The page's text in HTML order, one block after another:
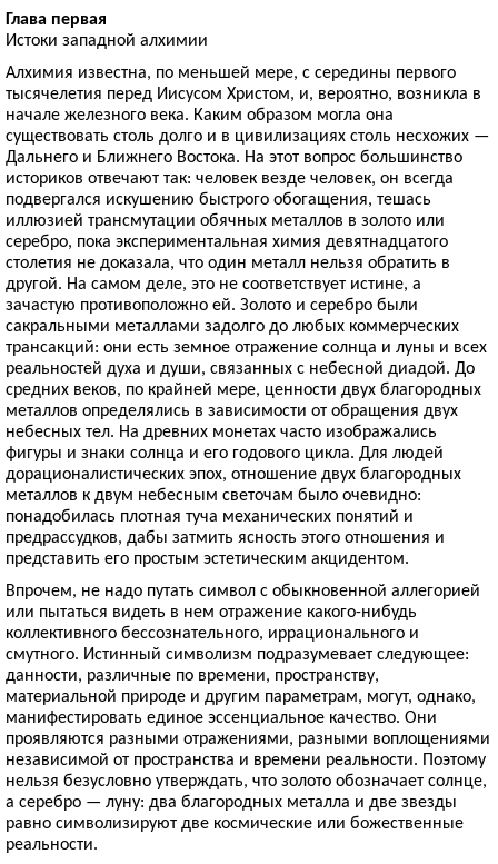
Глава первая
Истоки западной алхимии
Алхимия известна, по меньшей мере, с середины первого
тысячелетия перед Иисусом Христом, и, вероятно, возникла в
начале железного века. Каким образом могла она
существовать столь долго и в цивилизациях столь несхожих —
Дальнего и Ближнего Востока. На этот вопрос большинство
историков отвечают так: человек везде человек, он всегда
подвергался искушению быстрого обогащения, тешась
иллюзией трансмутации обячных металлов в золото или
серебро, пока экспериментальная химия девятнадцатого
столетия не доказала, что один металл нельзя обратить в
другой. На самом деле, это не соответствует истине, а
зачастую противоположно ей. Золото и серебро были
сакральными металлами задолго до любых коммерческих
трансакций: они есть земное отражение солнца и луны и всех
реальностей духа и души, связанных с небесной диадой. До
средних веков, по крайней мере, ценности двух благородных
металлов определялись в зависимости от обращения двух
небесных тел. На древних монетах часто изображались
фигуры и знаки солнца и его годового цикла. Для людей
дорационалистических эпох, отношение двух благородных
металлов к двум небесным светочам было очевидно:
понадобилась плотная туча механических понятий и
предрассудков, дабы затмить ясность этого отношения и
представить его простым эстетическим акцидентом.
Впрочем, не надо путать символ с обыкновенной аллегорией
или пытаться видеть в нем отражение какого-нибудь
коллективного бессознательного, иррационального и
смутного. Истинный символизм подразумевает следующее:
данности, различные по времени, пространству,
материальной природе и другим параметрам, могут, однако,
манифестировать единое эссенциальное качество. Они
проявляются разными отражениями, разными воплощениями
независимой от пространства и времени реальности. Поэтому
нельзя безусловно утверждать, что золото обозначает солнце,
а серебро — луну: два благородных металла и две звезды
равно символизируют две космические или божественные
реальности.